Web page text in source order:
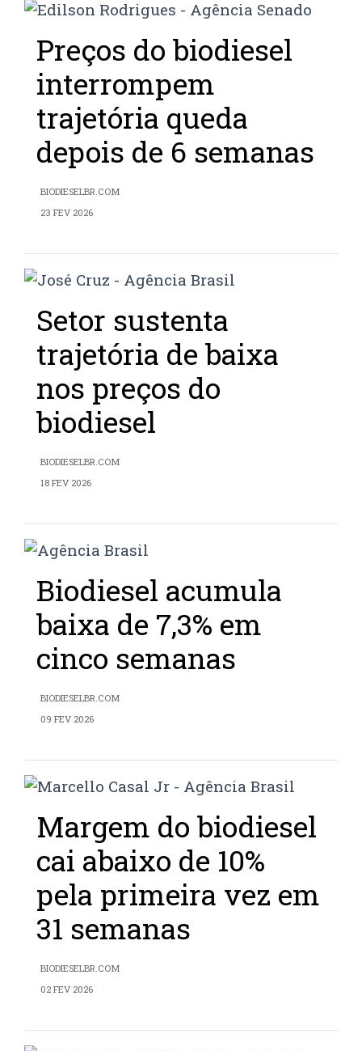
Preços do biodiesel
interrompem
trajetória queda
depois de 6 semanas
BIODIESELBR.COM
23 FEV 2026
Setor sustenta
trajetória de baixa
nos preços do
biodiesel
BIODIESELBR.COM
18 FEV 2026
Biodiesel acumula
baixa de 7,3% em
cinco semanas
BIODIESELBR.COM
09 FEV 2026
Margem do biodiesel
cai abaixo de 10%
pela primeira vez em
31 semanas
BIODIESELBR.COM
02 FEV 2026